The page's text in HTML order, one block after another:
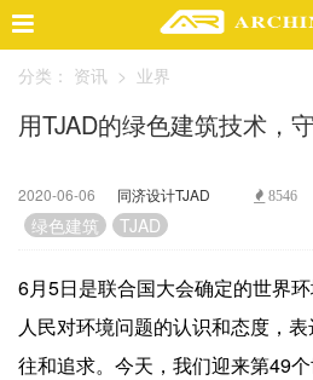
精选案例
建 筑
室 内
视 频
头条资讯
业 界
机 构
分类： 资讯 > 业界
用TJAD的绿色建筑技术，
2020-06-06 同济设计TJAD 8546
绿色建筑 TJAD
6月5日是联合国大会确定的世界
人民对环境问题的认识和态度，
往和追求。今天，我们迎来第49